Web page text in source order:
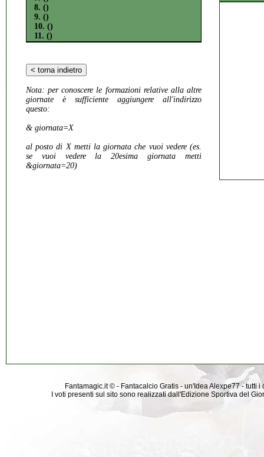
8. ()
9. ()
10. ()
11. ()
Nota: per conoscere le formazioni relative alla altre
giornate è sufficiente aggiungere all'indirizzo
questo:
& giornata=X
al posto di X metti la giornata che vuoi vedere (es.
se vuoi vedere la 20esima giornata metti
&giornata=20)
Fantamagic.it © - Fantacalcio Gratis - un'Idea Alexpe77 -
I voti presenti sul sito sono realizzati dall'Edizione Sportiva del